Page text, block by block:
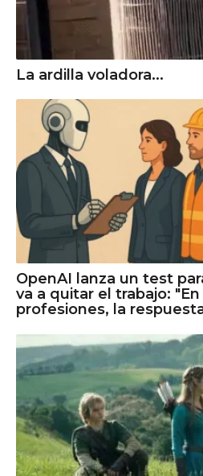
La ardilla voladora...
OpenAI lanza un test
va a quitar el trabajo:
profesiones, la